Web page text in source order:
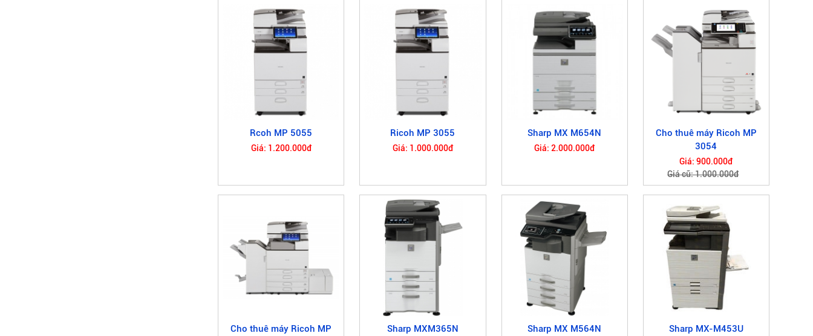
Rcoh MP 5055
Giá: 1.200.000đ
Ricoh MP 3055
Giá: 1.000.000đ
Sharp MX M654N
Giá: 2.000.000đ
Cho thuê máy Ricoh MP
3054
Giá: 900.000đ
Giá cũ: 1.000.000đ
Cho thuê máy Ricoh MP
Sharp MXM365N Sharp MX M564N Sharp MX-M453U